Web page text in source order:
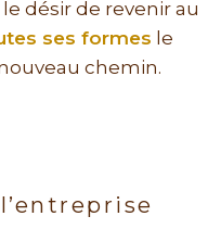
désir de revenir au
ses formes le
chemin.